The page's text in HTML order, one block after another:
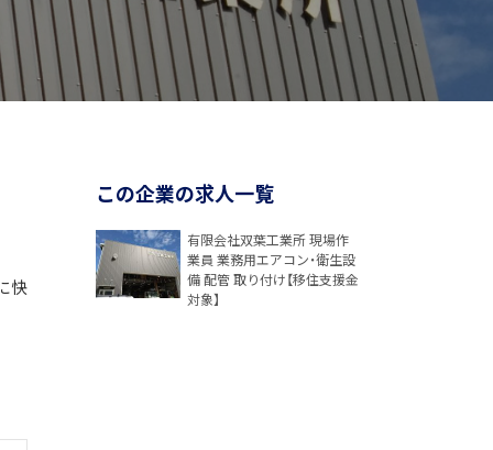
快
この企業の求人一覧
有限会社双葉工業所 現場作
業員 業務用エアコン・衛生設
備 配管 取り付け【移住支援金
対象】